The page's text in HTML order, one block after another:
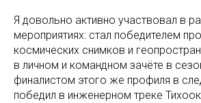
Я довольно активно участвовал в
мероприятиях: стал победителем
космических снимков и
в личном и командном зачёте в
финалистом этого же профиля в
победил в инженерном треке